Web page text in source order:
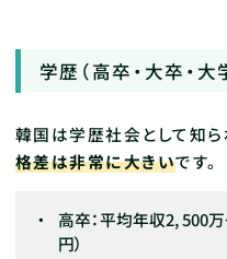
学歴（高卒・大卒・
韓国は学歴社会として知ら
格差は非常に大きいです。
高卒：平均年収2, 500
円）